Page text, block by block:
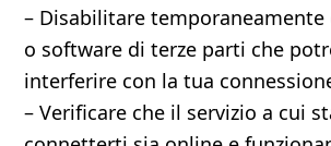
– Disabilitare temporaneamente
o software di terze parti che
interferire con la tua
– Verificare che il servizio a cui